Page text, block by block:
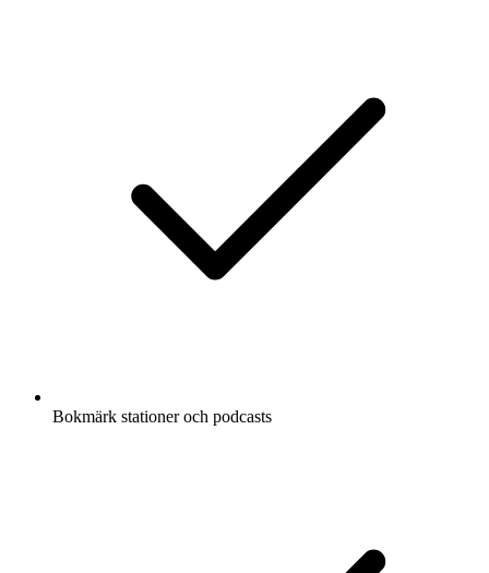
Bokmärk stationer och podcasts